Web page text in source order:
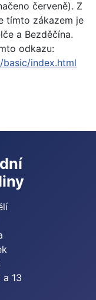
červeně). Z
tímto zákazem je
a Bezděčína.
odkazu:
index.html
a 13